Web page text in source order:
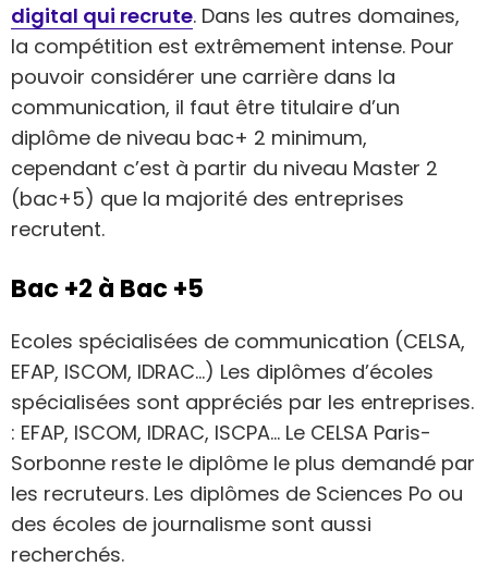
digital qui recrute. Dans les autres domaines,
la compétition est extrêmement intense. Pour
pouvoir considérer une carrière dans la
communication, il faut être titulaire d’un
diplôme de niveau bac+ 2 minimum,
cependant c’est à partir du niveau Master 2
(bac+5) que la majorité des entreprises
recrutent.
Bac +2 à Bac +5
Ecoles spécialisées de communication (CELSA,
EFAP, ISCOM, IDRAC…) Les diplômes d’écoles
spécialisées sont appréciés par les entreprises.
: EFAP, ISCOM, IDRAC, ISCPA… Le CELSA Paris-
Sorbonne reste le diplôme le plus demandé par
les recruteurs. Les diplômes de Sciences Po ou
des écoles de journalisme sont aussi
recherchés.